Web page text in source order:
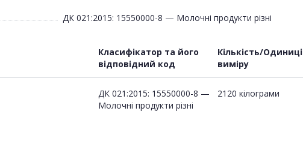
ДК 021:2015: 15550000-8 — Молочні продукти різні
Класифікатор та його
відповідний код
Кількість/Одиниці
виміру
ДК 021:2015: 15550000-8 —
Молочні продукти різні
2120 кілограми